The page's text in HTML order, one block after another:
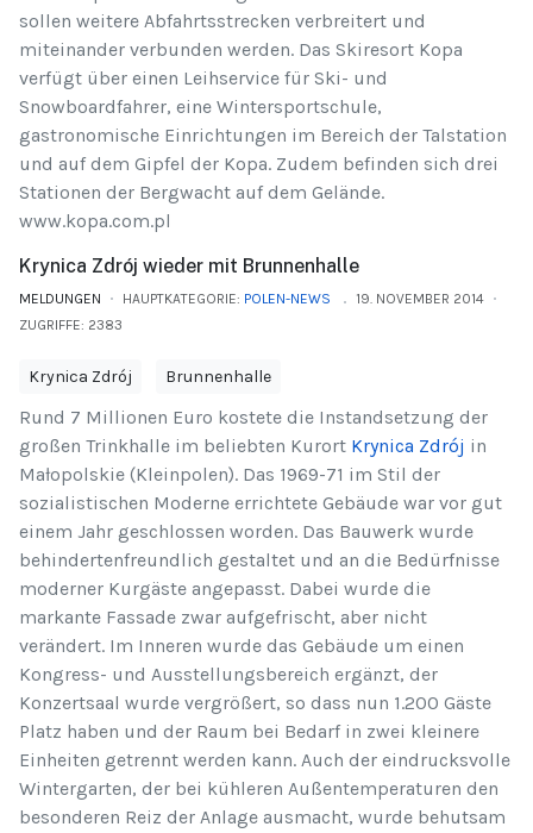
sollen weitere Abfahrtsstrecken verbreitert und
miteinander verbunden werden. Das Skiresort Kopa
verfügt über einen Leihservice für Ski- und
Snowboardfahrer, eine Wintersportschule,
gastronomische Einrichtungen im Bereich der Talstation
und auf dem Gipfel der Kopa. Zudem befinden sich drei
Stationen der Bergwacht auf dem Gelände.
www.kopa.com.pl
Krynica Zdrój wieder mit Brunnenhalle
MELDUNGEN HAUPTKATEGORIE: POLEN-NEWS
19. NOVEMBER 2014
ZUGRIFFE: 2383
Krynica Zdrój Brunnenhalle
Rund 7 Millionen Euro kostete die Instandsetzung der
großen Trinkhalle im beliebten Kurort Krynica Zdrój in
Małopolskie (Kleinpolen). Das 1969-71 im Stil der
sozialistischen Moderne errichtete Gebäude war vor gut
einem Jahr geschlossen worden. Das Bauwerk wurde
behindertenfreundlich gestaltet und an die Bedürfnisse
moderner Kurgäste angepasst. Dabei wurde die
markante Fassade zwar aufgefrischt, aber nicht
verändert. Im Inneren wurde das Gebäude um einen
Kongress- und Ausstellungsbereich ergänzt, der
Konzertsaal wurde vergrößert, so dass nun 1.200 Gäste
Platz haben und der Raum bei Bedarf in zwei kleinere
Einheiten getrennt werden kann. Auch der eindrucksvolle
Wintergarten, der bei kühleren Außentemperaturen den
besonderen Reiz der Anlage ausmacht, wurde behutsam